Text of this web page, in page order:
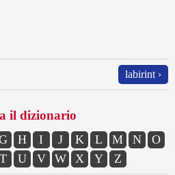
labirint ›
il dizionario
H I J K L M N
O
T U V W X Y Z